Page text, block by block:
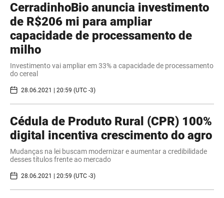
CerradinhoBio anuncia investimento
de R$206 mi para ampliar
capacidade de processamento de
milho
Investimento vai ampliar em 33% a capacidade de processamento
do cereal
28.06.2021 | 20:59 (UTC -3)
Cédula de Produto Rural (CPR) 100%
digital incentiva crescimento do agro
Mudanças na lei buscam modernizar e aumentar a credibilidade
desses títulos frente ao mercado
28.06.2021 | 20:59 (UTC -3)